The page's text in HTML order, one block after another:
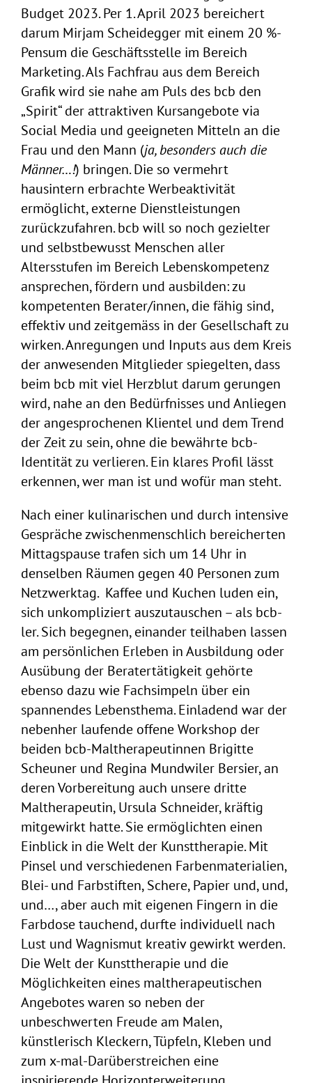
Budget 2023. Per 1. April 2023 bereichert
darum Mirjam Scheidegger mit einem 20 %-
Pensum die Geschäftsstelle im Bereich
Marketing. Als Fachfrau aus dem Bereich
Grafik wird sie nahe am Puls des bcb den
„Spirit“ der attraktiven Kursangebote via
Social Media und geeigneten Mitteln an die
Frau und den Mann (ja, besonders auch die
Männer…!) bringen. Die so vermehrt
hausintern erbrachte Werbeaktivität
ermöglicht, externe Dienstleistungen
zurückzufahren. bcb will so noch gezielter
und selbstbewusst Menschen aller
Altersstufen im Bereich Lebenskompetenz
ansprechen, fördern und ausbilden: zu
kompetenten Berater/innen, die fähig sind,
effektiv und zeitgemäss in der Gesellschaft zu
wirken. Anregungen und Inputs aus dem Kreis
der anwesenden Mitglieder spiegelten, dass
beim bcb mit viel Herzblut darum gerungen
wird, nahe an den Bedürfnisses und Anliegen
der angesprochenen Klientel und dem Trend
der Zeit zu sein, ohne die bewährte bcb-
Identität zu verlieren. Ein klares Profil lässt
erkennen, wer man ist und wofür man steht.
Nach einer kulinarischen und durch intensive
Gespräche zwischenmenschlich bereicherten
Mittagspause trafen sich um 14 Uhr in
denselben Räumen gegen 40 Personen zum
Netzwerktag. Kaffee und Kuchen luden ein,
sich unkompliziert auszutauschen – als bcb-
ler. Sich begegnen, einander teilhaben lassen
am persönlichen Erleben in Ausbildung oder
Ausübung der Beratertätigkeit gehörte
ebenso dazu wie Fachsimpeln über ein
spannendes Lebensthema. Einladend war der
nebenher laufende offene Workshop der
beiden bcb-Maltherapeutinnen Brigitte
Scheuner und Regina Mundwiler Bersier, an
deren Vorbereitung auch unsere dritte
Maltherapeutin, Ursula Schneider, kräftig
mitgewirkt hatte. Sie ermöglichten einen
Einblick in die Welt der Kunsttherapie. Mit
Pinsel und verschiedenen Farbenmaterialien,
Blei- und Farbstiften, Schere, Papier und, und,
und…, aber auch mit eigenen Fingern in die
Farbdose tauchend, durfte individuell nach
Lust und Wagnismut kreativ gewirkt werden.
Die Welt der Kunsttherapie und die
Möglichkeiten eines maltherapeutischen
Angebotes waren so neben der
unbeschwerten Freude am Malen,
künstlerisch Kleckern, Tüpfeln, Kleben und
zum x-mal-Darüberstreichen eine